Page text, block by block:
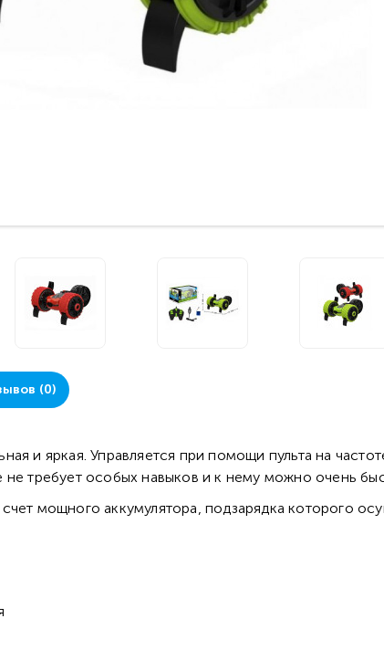
(0)
и яркая. Управляется при помощи пульта на
не требует особых навыков и к нему можно очень
мощного аккумулятора, подзарядка которого